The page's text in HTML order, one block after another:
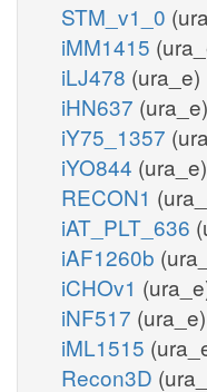
STM_v1_0
iMM1415
iLJ478 (ura_e)
iHN637 (ura_e)
iY75_1357
iYO844 (ura_e)
RECON1
iAT_PLT_636
iAF1260b
iCHOv1
iNF517 (ura_e)
iML1515
Recon3D